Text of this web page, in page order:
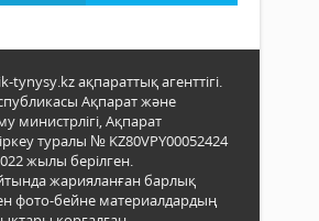
tynysy.kz ақпараттық агенттігі.
Ақпарат және
министрлігі, Ақпарат
туралы № KZ80VPY00052424
жылы берілген.
жарияланған барлық
фото-бейне материалдардың